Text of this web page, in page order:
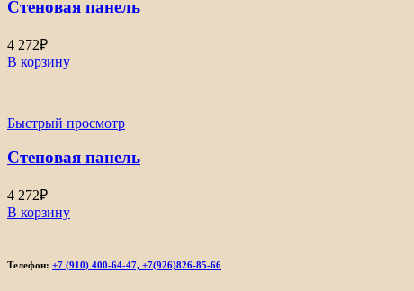
Стеновая панель
4 272₽
В корзину
Быстрый просмотр
Стеновая панель
4 272₽
В корзину
Телефон: +7 (910) 400-64-47, +7(926)826-85-66